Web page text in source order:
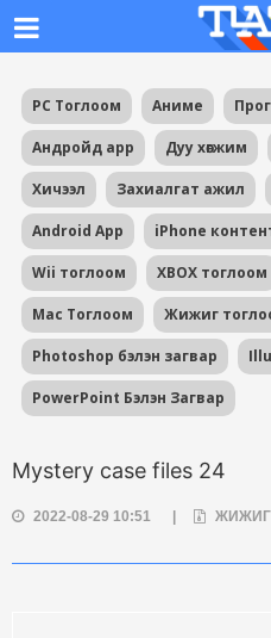
PC Тоглоом Аниме
Андройд app Дуу хөгжим
Хичээл Захиалгат ажил
Android App iPhone
Wii тоглоом XBOX тоглоом
Mac Тоглоом Жижиг
Photoshop бэлэн загвар
PowerPoint Бэлэн Загвар
Mystery case files 24
2022-08-29 10:51 ЖИЖИГ